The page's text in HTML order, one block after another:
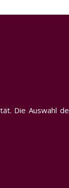
Die Auswahl